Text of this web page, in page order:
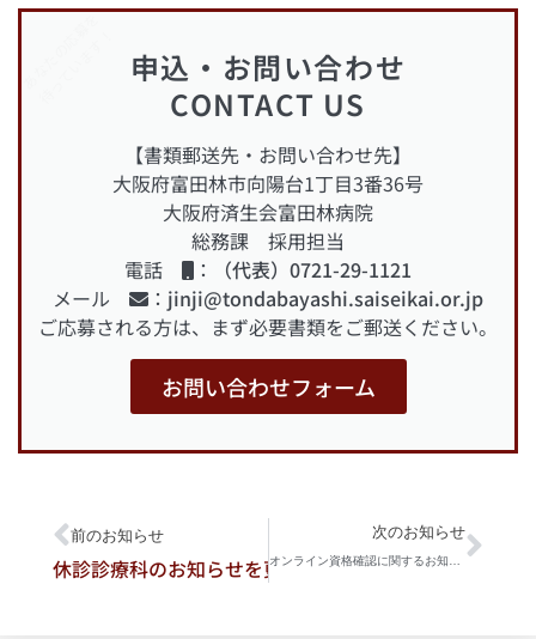
申込・お問い合わせ
CONTACT US
【書類郵送先・お問い合わせ先】
大阪府富田林市向陽台1丁目3番36号
大阪府済生会富田林病院
総務課 採用担当
電話
：
（代表）0721-29-1121
メール
： jinji@tondabayashi.saiseikai.or.jp
ご応募される方は、まず必要書類をご郵送ください。
お問い合わせフォーム
前のお知らせ
休診診療科のお知らせを更新しました。
次のお知らせ